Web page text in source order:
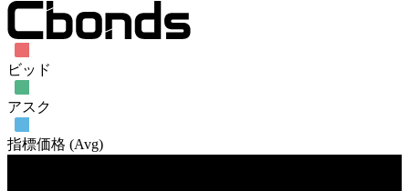
ビッド
アスク
指標価格 (Avg)